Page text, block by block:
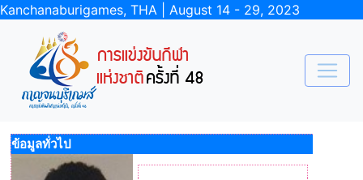
Kanchanaburigames, THA | August 14 - 29, 2023
ข้อมูลทั่วไป